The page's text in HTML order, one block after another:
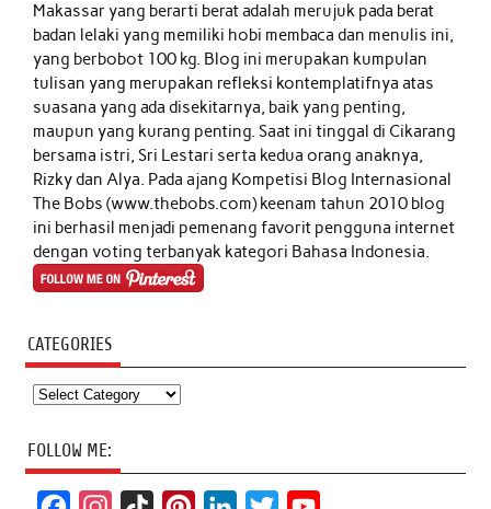
Makassar yang berarti berat adalah merujuk pada berat
badan lelaki yang memiliki hobi membaca dan menulis ini,
yang berbobot 100 kg. Blog ini merupakan kumpulan
tulisan yang merupakan refleksi kontemplatifnya atas
suasana yang ada disekitarnya, baik yang penting,
maupun yang kurang penting. Saat ini tinggal di Cikarang
bersama istri, Sri Lestari serta kedua orang anaknya,
Rizky dan Alya. Pada ajang Kompetisi Blog Internasional
The Bobs (www.thebobs.com) keenam tahun 2010 blog
ini berhasil menjadi pemenang favorit pengguna internet
dengan voting terbanyak kategori Bahasa Indonesia.
CATEGORIES
Categories
FOLLOW ME: